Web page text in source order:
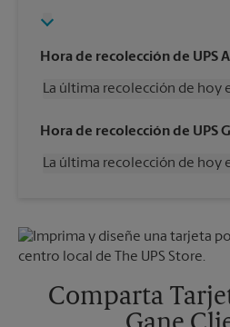
Hora de recolección de UPS
La última recolección de hoy
Miércoles
6:45 PM
Viernes
6:45 PM
Martes
Hora de recolección de UPS
La última recolección de hoy
Viernes
6:45 PM
Sábado
Sin Recolección
Lunes
6:45 PM
6:45 PM
Comparta